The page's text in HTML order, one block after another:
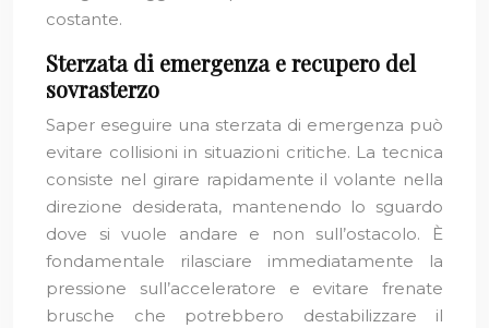
costante.
Sterzata di emergenza e recupero del
sovrasterzo
Saper eseguire una sterzata di emergenza può
evitare collisioni in situazioni critiche. La tecnica
consiste nel girare rapidamente il volante nella
direzione desiderata, mantenendo lo sguardo
dove si vuole andare e non sull’ostacolo. È
fondamentale rilasciare immediatamente la
pressione sull’acceleratore e evitare frenate
brusche che potrebbero destabilizzare il